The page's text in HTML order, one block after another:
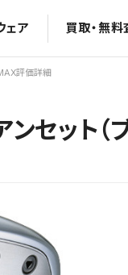
ェア 買取・無料
評価詳細
セット（